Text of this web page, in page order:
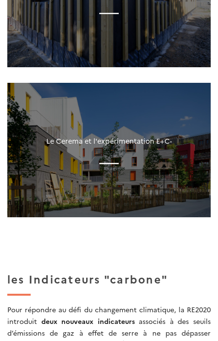
Le Cerema et l'expérimentation E+C-
les Indicateurs "carbone"
Pour répondre au défi du changement climatique, la RE2020
introduit deux nouveaux indicateurs associés à des seuils
d’émissions de gaz à effet de serre à ne pas dépasser